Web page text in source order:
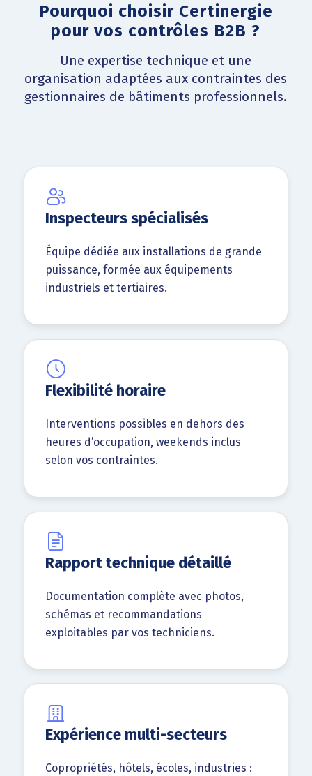
Pourquoi choisir Certinergie
pour vos contrôles B2B ?
Une expertise technique et une
organisation adaptées aux contraintes des
gestionnaires de bâtiments professionnels.
Inspecteurs spécialisés
Équipe dédiée aux installations de grande
puissance, formée aux équipements
industriels et tertiaires.
Flexibilité horaire
Interventions possibles en dehors des
heures d’occupation, weekends inclus
selon vos contraintes.
Rapport technique détaillé
Documentation complète avec photos,
schémas et recommandations
exploitables par vos techniciens.
Expérience multi-secteurs
Copropriétés, hôtels, écoles, industries :